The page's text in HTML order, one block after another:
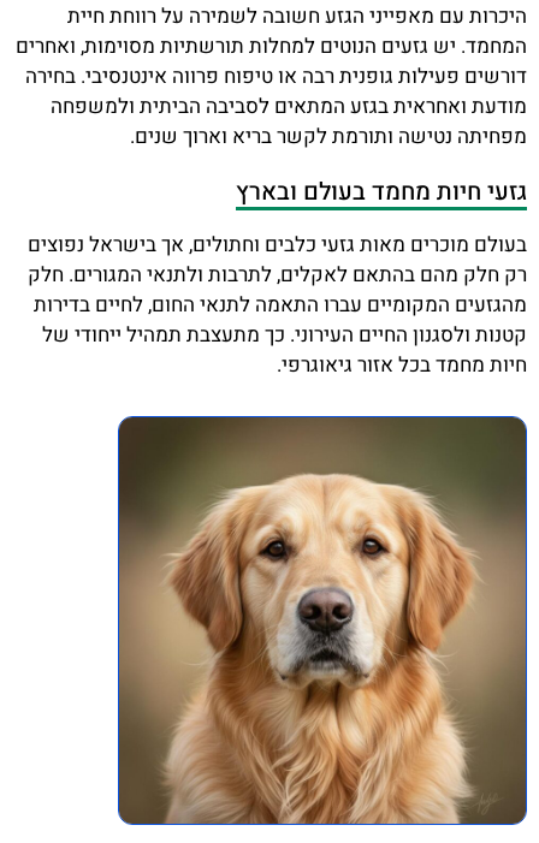
היכרות עם מאפייני הגזע חשובה לשמירה על רווחת חיית
המחמד. יש גזעים הנוטים למחלות תורשתיות מסוימות, ואחרים
דורשים פעילות גופנית רבה או טיפוח פרווה אינטנסיבי. בחירה
מודעת ואחראית בגזע המתאים לסביבה הביתית ולמשפחה
מפחיתה נטישה ותורמת לקשר בריא וארוך שנים.
גזעי חיות מחמד בעולם ובארץ
בעולם מוכרים מאות גזעי כלבים וחתולים, אך בישראל נפוצים
רק חלק מהם בהתאם לאקלים, לתרבות ולתנאי המגורים. חלק
מהגזעים המקומיים עברו התאמה לתנאי החום, לחיים בדירות
קטנות ולסגנון החיים העירוני. כך מתעצבת תמהיל ייחודי של
חיות מחמד בכל אזור גיאוגרפי.